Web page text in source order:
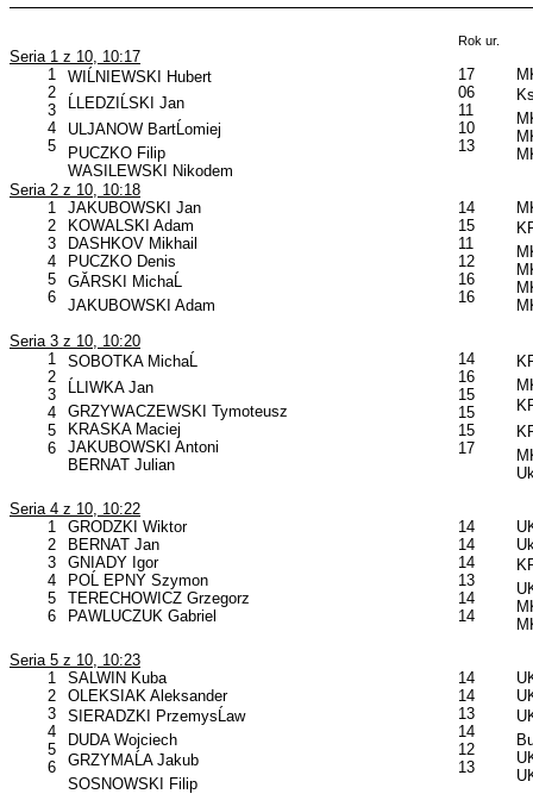
Rok ur.
Seria 1 z 10, 10:17
1
2
3
4
5
WIĹNIEWSKI Hubert
ĹLEDZIĹSKI Jan
ULJANOW BartĹomiej
PUCZKO Filip
WASILEWSKI Nikodem
17
06
11
10
13
Seria 2 z 10, 10:18
1
2
3
4
5
6
JAKUBOWSKI Jan
KOWALSKI Adam
DASHKOV Mikhail
PUCZKO Denis
GĂRSKI MichaĹ
JAKUBOWSKI Adam
14
15
11
12
16
16
Seria 3 z 10, 10:20
1
2
3
4
5
6
SOBOTKA MichaĹ
ĹLIWKA Jan
GRZYWACZEWSKI Tymoteusz
KRASKA Maciej
JAKUBOWSKI Antoni
BERNAT Julian
14
16
15
15
15
17
Seria 4 z 10, 10:22
1
2
3
4
5
6
GRODZKI Wiktor
BERNAT Jan
GNIADY Igor
POĹ EPNY Szymon
TERECHOWICZ Grzegorz
PAWLUCZUK Gabriel
14
14
14
13
14
14
Seria 5 z 10, 10:23
1
2
3
4
5
6
SALWIN Kuba
OLEKSIAK Aleksander
SIERADZKI PrzemysĹaw
DUDA Wojciech
GRZYMAĹA Jakub
SOSNOWSKI Filip
14
14
13
14
12
13